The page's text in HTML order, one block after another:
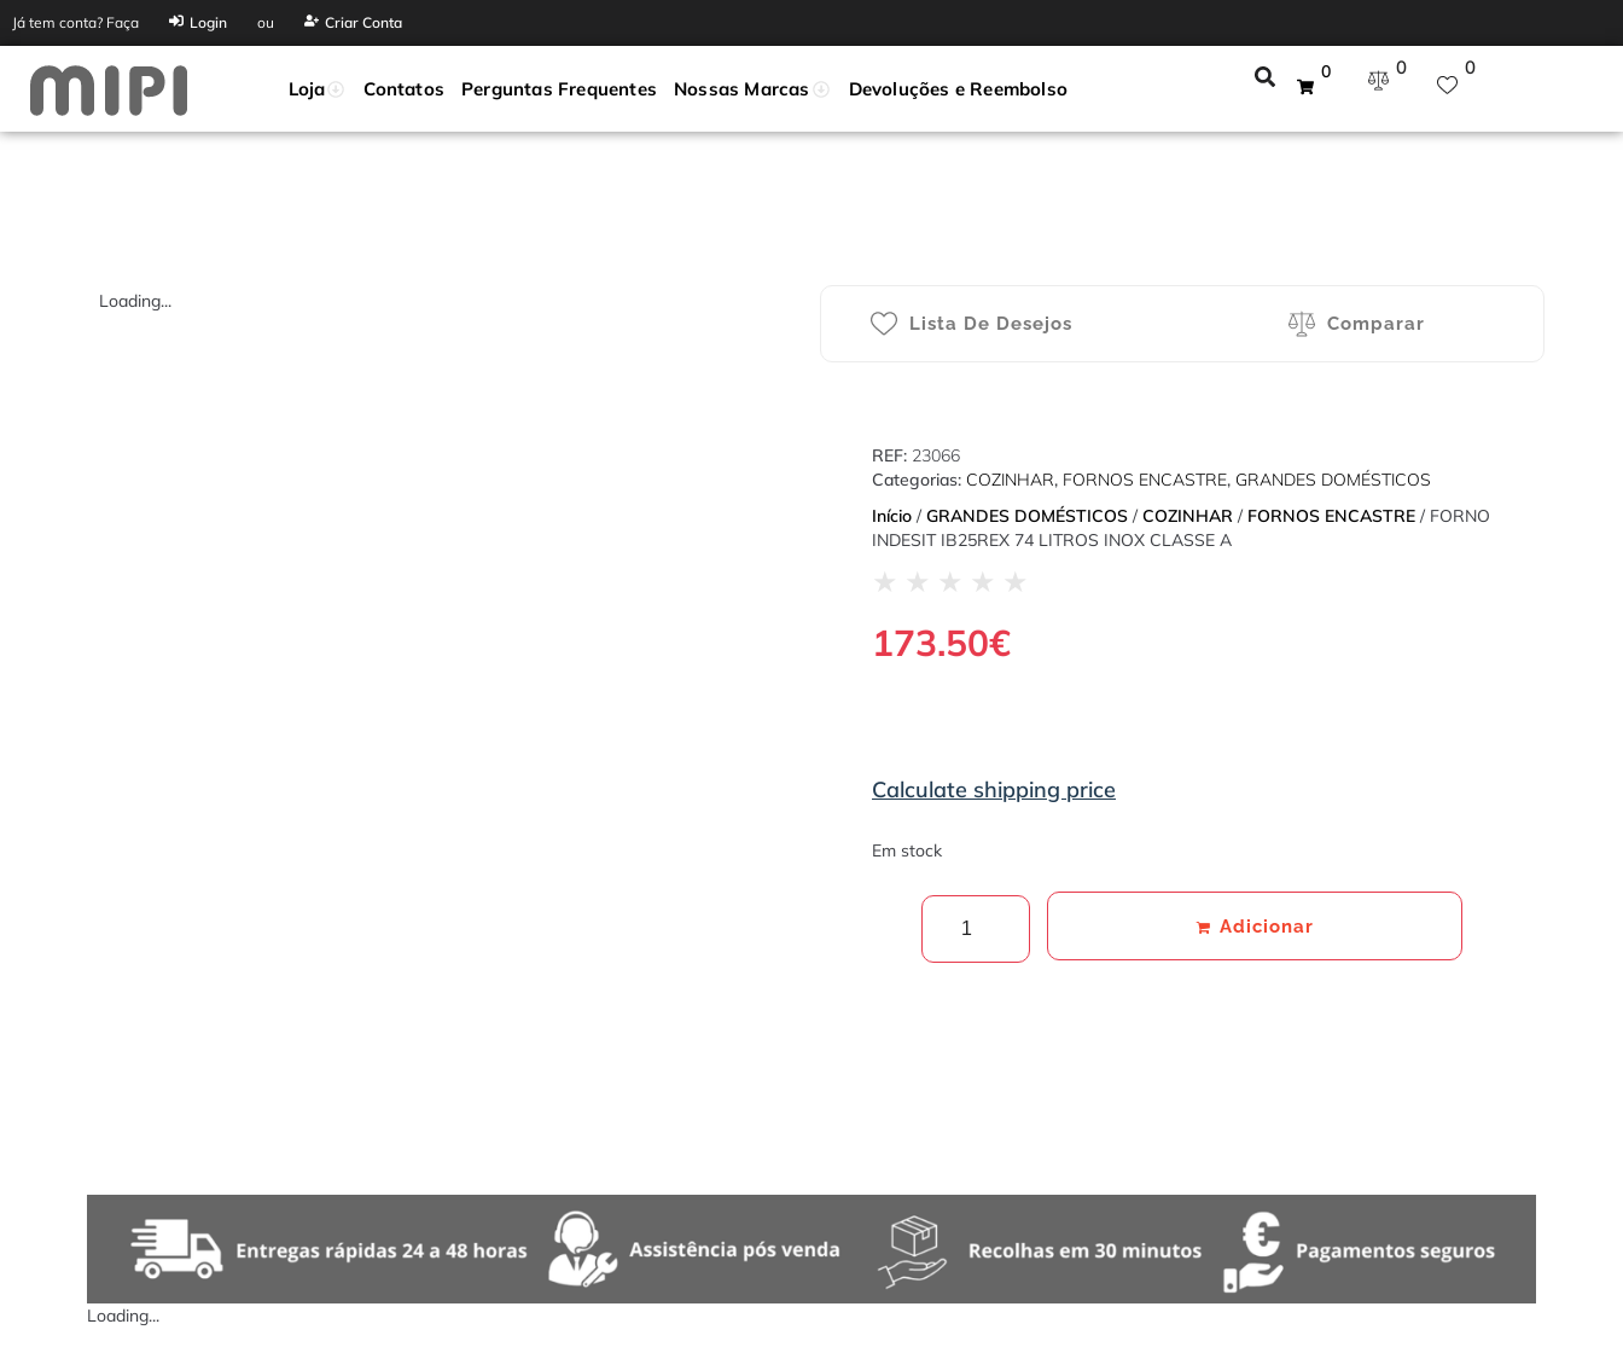
Já tem conta? Faça Login ou Criar Conta
Loja Contatos Perguntas Frequentes Nossas Marcas Devoluções e Reembolso
0 0 0
Loading...
Lista De Desejos
Comparar
REF: 23066
Categorias: COZINHAR, FORNOS ENCASTRE, GRANDES DOMÉSTICOS
Início / GRANDES DOMÉSTICOS / COZINHAR / FORNOS ENCASTRE / FORNO
INDESIT IB25REX 74 LITROS INOX CLASSE A
★ ★ ★ ★ ★
173.50€
Calculate shipping price
Em stock
Adicionar
Loading...